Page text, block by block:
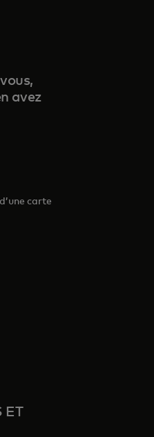
avez
carte
onglet
un nouvel onglet
ET